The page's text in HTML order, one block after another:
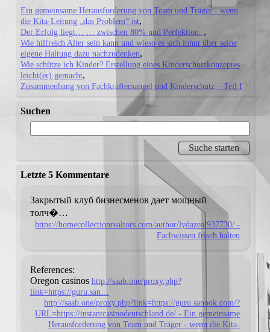
Ein gemeinsame Herausforderung von Team und Träger - wenn
die Kita-Leitung „das Problem“ ist
Der Erfolg liegt… … zwischen 80% und Perfektion.
Wie hilfreich Alter sein kann und wieso es sich lohnt über seine
eigene Haltung dazu nachzudenken
Wie schütze ich Kinder? Erstellung eines Kinderschutzkonzeptes
leicht(er) gemacht
Zusammenhang von Fachkräftemangel und Kinderschutz – Teil I
Suchen
Letzte 5 Kommentare
Закрытый клуб бизнесменов дает мощный
толч�…
https://homecollectionrealtors.com/author/lydazeal937730/ -
Fachwissen frisch halten
References:
Oregon casinos http://saab.one/proxy.php?
link=https://guru.san…
http://saab.one/proxy.php?link=https://guru.sanook.com/?
URL=https://instantcasinodeutschland.de/ - Ein gemeinsame
Herausforderung von Team und Träger - wenn die Kita-